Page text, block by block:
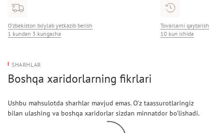
Yeng uzunligi: Uzun
O‘zbekiston bo‘ylab yetkazib berish
1 kundan 3 kungacha
Tovarlarni qaytarish
10 kun ichida
SHARHLAR
Boshqa xaridorlarning fikrlari
Ushbu mahsulotda sharhlar mavjud emas. O'z taassurotlaringiz
bilan ulashing va boshqa xaridorlar sizdan minnatdor bo'lishadi.